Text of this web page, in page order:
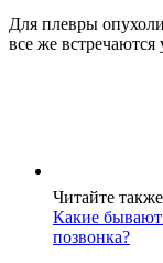
Для плевры
все же
Читайте
Какие бывают
позвонка?